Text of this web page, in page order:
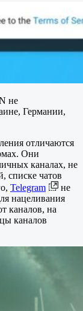
не
Германии,
отличаются
Они
каналах, не
списке чатов
Telegram
не
нацеливания
каналов, на
каналов